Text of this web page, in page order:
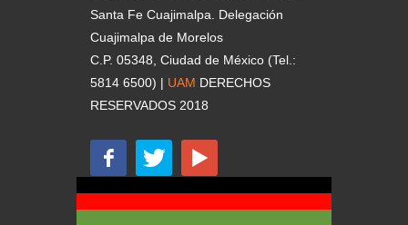
Santa Fe Cuajimalpa. Delegación
Cuajimalpa de Morelos
C.P. 05348, Ciudad de México (Tel.:
5814 6500) | UAM DERECHOS
RESERVADOS 2018